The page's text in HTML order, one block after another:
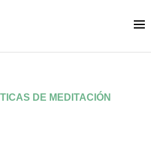
DE MEDITACIÓN